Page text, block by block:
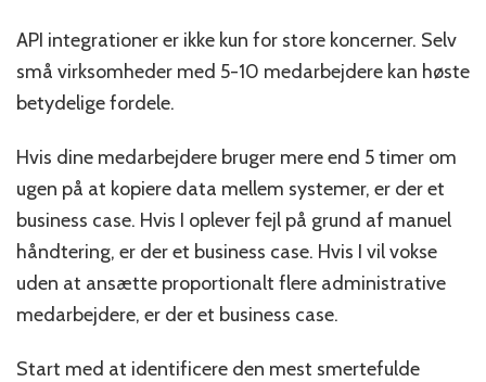
API integrationer er ikke kun for store koncerner. Selv
små virksomheder med 5-10 medarbejdere kan høste
betydelige fordele.
Hvis dine medarbejdere bruger mere end 5 timer om
ugen på at kopiere data mellem systemer, er der et
business case. Hvis I oplever fejl på grund af manuel
håndtering, er der et business case. Hvis I vil vokse
uden at ansætte proportionalt flere administrative
medarbejdere, er der et business case.
Start med at identificere den mest smertefulde